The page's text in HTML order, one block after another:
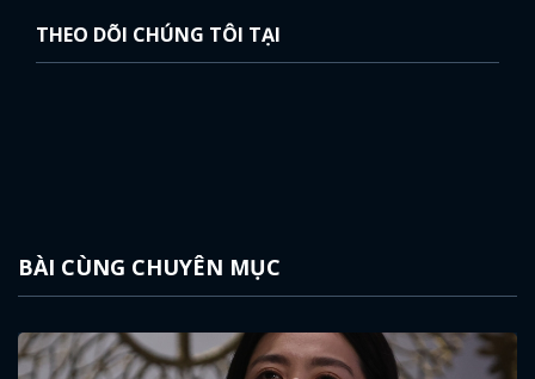
THEO DÕI CHÚNG TÔI TẠI
BÀI CÙNG CHUYÊN MỤC